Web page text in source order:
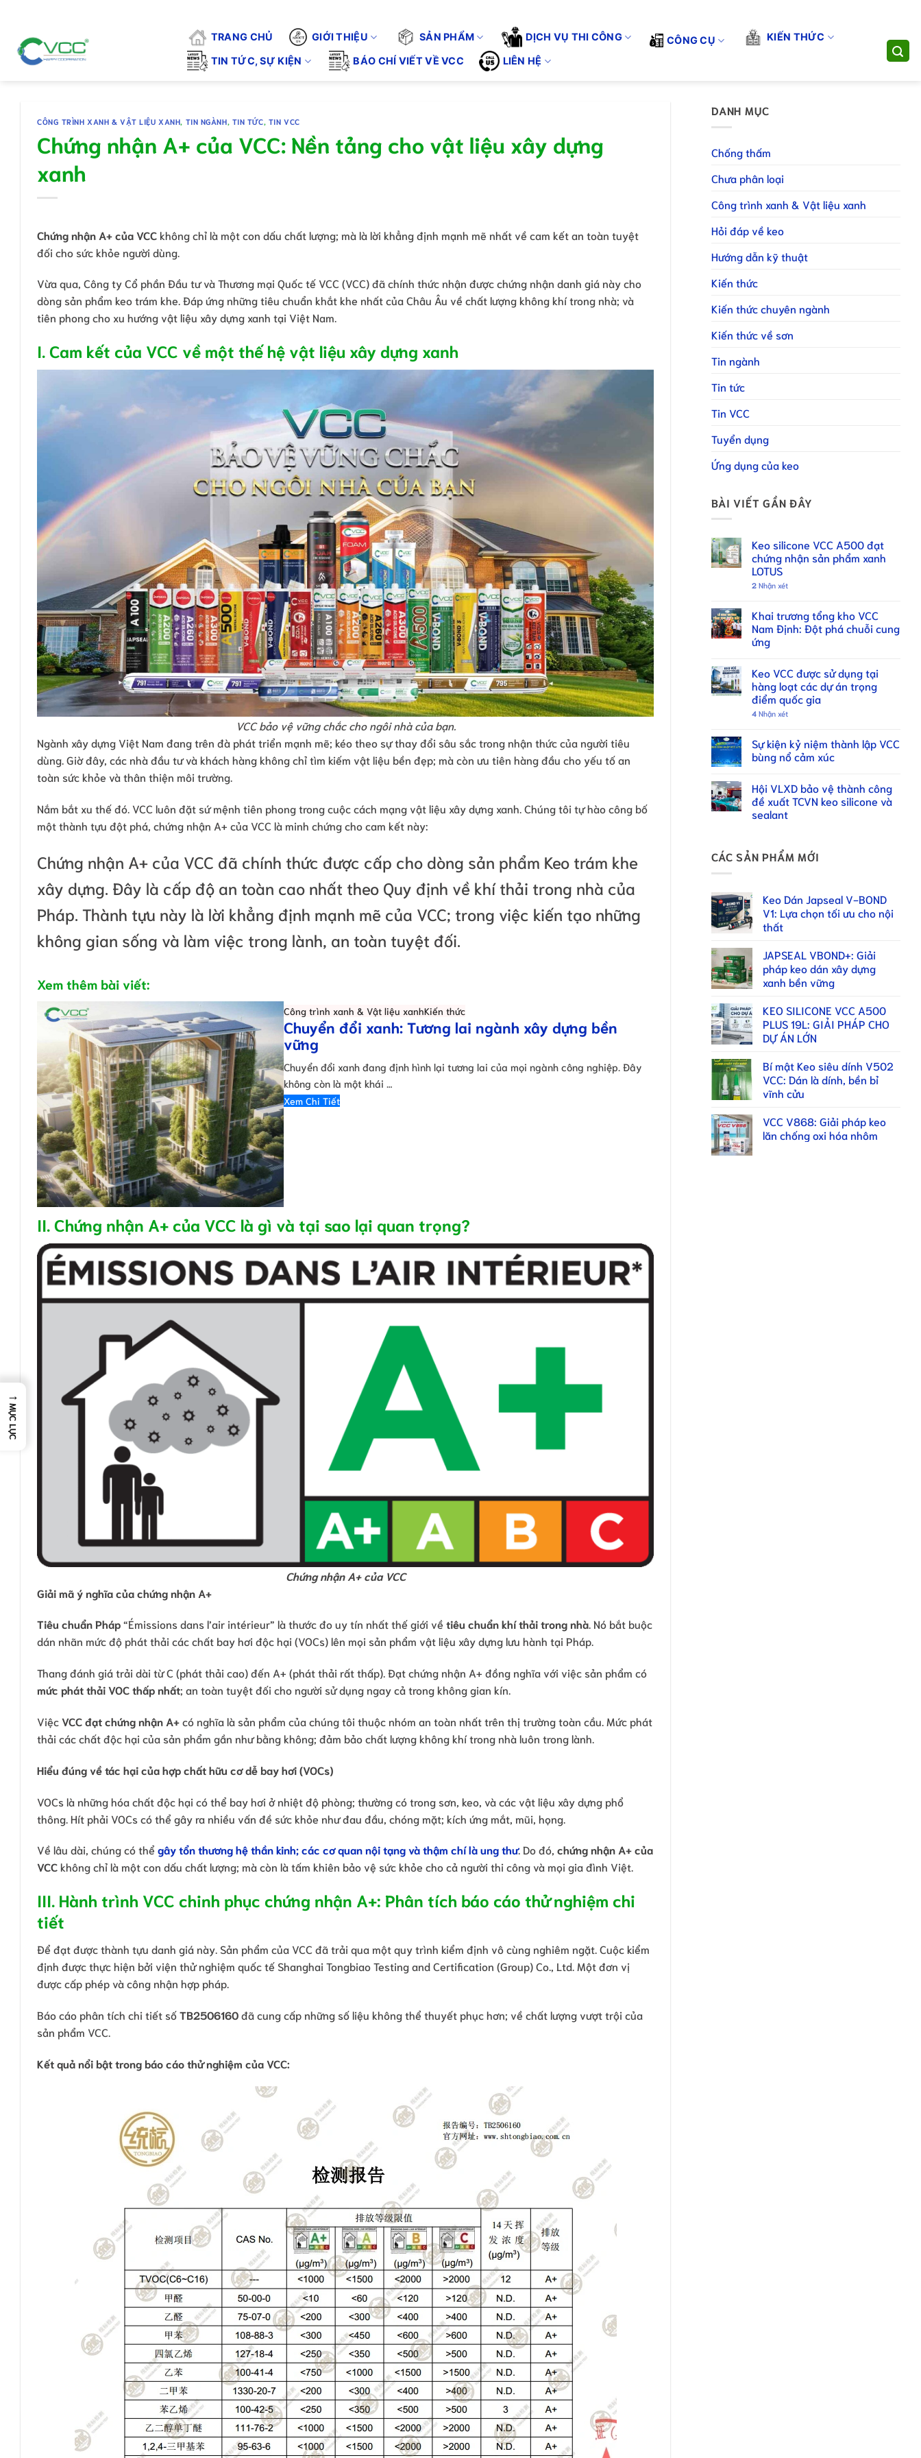
dung
TRANG CHỦ GIỚI THIỆU SẢN PHẨM DỊCH VỤ THI CÔNG CÔNG CỤ KIẾN THỨC
TIN TỨC, SỰ KIỆN BÁO CHÍ VIẾT VỀ VCC LIÊN HỆ
CÔNG TRÌNH XANH & VẬT LIỆU XANH, TIN NGÀNH, TIN TỨC, TIN VCC
Chứng nhận A+ của VCC: Nền tảng cho vật liệu xây dựng
xanh
Chứng nhận A+ của VCCkhông chỉ là một con dấu chất lượng; mà là lời khẳng định mạnh mẽ nhất về cam kết an toàn tuyệt
đối cho sức khỏe người dùng.
Vừa qua, Công ty Cổ phần Đầu tư và Thương mại Quốc tế VCC (VCC) đã chính thức nhận được chứng nhận danh giá này cho
dòng sản phẩm keo trám khe. Đáp ứng những tiêu chuẩn khắt khe nhất của Châu Âu về chất lượng không khí trong nhà; và
tiên phong cho xu hướng vật liệu xây dựng xanh tại Việt Nam.
I. Cam kết của VCC về một thế hệ vật liệu xây dựng xanh
VCC bảo vệ vững chắc cho ngôi nhà của bạn.
Ngành xây dựng Việt Nam đang trên đà phát triển mạnh mẽ; kéo theo sự thay đổi sâu sắc trong nhận thức của người tiêu
dùng. Giờ đây, các nhà đầu tư và khách hàng không chỉ tìm kiếm vật liệu bền đẹp; mà còn ưu tiên hàng đầu cho yếu tố an
toàn sức khỏe và thân thiện môi trường.
Nắm bắt xu thế đó. VCC luôn đặt sứ mệnh tiên phong trong cuộc cách mạng vật liệu xây dựng xanh. Chúng tôi tự hào công bố
một thành tựu đột phá, chứng nhận A+ của VCC là minh chứng cho cam kết này:
Chứng nhận A+ của VCC đã chính thức được cấp cho dòng sản phẩm Keo trám khe
xây dựng. Đây là cấp độ an toàn cao nhất theo Quy định về khí thải trong nhà của
Pháp. Thành tựu này là lời khẳng định mạnh mẽ của VCC; trong việc kiến tạo những
không gian sống và làm việc trong lành, an toàn tuyệt đối.
Xem thêm bài viết:
Công trình xanh & Vật liệu xanhKiến thức
Chuyển đổi xanh: Tương lai ngành xây dựng bền
vững
Chuyển đổi xanh đang định hình lại tương lai của mọi ngành công nghiệp. Đây
không còn là một khái …
Xem Chi Tiết
II. Chứng nhận A+ của VCC là gì và tại sao lại quan trọng?
Chứng nhận A+ của VCC
Giải mã ý nghĩa của chứng nhận A+
Tiêu chuẩn Pháp“Émissions dans l’air intérieur” là thước đo uy tín nhất thế giới về tiêu chuẩn khí thải trong nhà. Nó bắt buộc
dán nhãn mức độ phát thải các chất bay hơi độc hại (VOCs) lên mọi sản phẩm vật liệu xây dựng lưu hành tại Pháp.
Thang đánh giá trải dài từ C (phát thải cao) đến A+ (phát thải rất thấp). Đạt chứng nhận A+ đồng nghĩa với việc sản phẩm có
mức phát thải VOC thấp nhất; an toàn tuyệt đối cho người sử dụng ngay cả trong không gian kín.
ViệcVCC đạt chứng nhận A+có nghĩa là sản phẩm của chúng tôi thuộc nhóm an toàn nhất trên thị trường toàn cầu. Mức phát
thải các chất độc hại của sản phẩm gần như bằng không; đảm bảo chất lượng không khí trong nhà luôn trong lành.
Hiểu đúng về tác hại của hợp chất hữu cơ dễ bay hơi (VOCs)
VOCs là những hóa chất độc hại có thể bay hơi ở nhiệt độ phòng; thường có trong sơn, keo, và các vật liệu xây dựng phổ
thông. Hít phải VOCs có thể gây ra nhiều vấn đề sức khỏe như đau đầu, chóng mặt; kích ứng mắt, mũi, họng.
Về lâu dài, chúng có thể gây tổn thương hệ thần kinh; các cơ quan nội tạng và thậm chí là ung thư. Do đó, chứng nhận A+ của
VCCkhông chỉ là một con dấu chất lượng; mà còn là tấm khiên bảo vệ sức khỏe cho cả người thi công và mọi gia đình Việt.
III. Hành trình VCC chinh phục chứng nhận A+: Phân tích báo cáo thử nghiệm chi
tiết
Để đạt được thành tựu danh giá này. Sản phẩm của VCC đã trải qua một quy trình kiểm định vô cùng nghiêm ngặt. Cuộc kiểm
định được thực hiện bởi viện thử nghiệm quốc tế Shanghai Tongbiao Testing and Certification (Group) Co., Ltd. Một đơn vị
được cấp phép và công nhận hợp pháp.
Báo cáo phân tích chi tiết sốTB2506160đã cung cấp những số liệu không thể thuyết phục hơn; về chất lượng vượt trội của
sản phẩm VCC.
Kết quả nổi bật trong báo cáo thử nghiệm của VCC:
DANH MỤC
Chống thấm
Chưa phân loại
Công trình xanh & Vật liệu xanh
Hỏi đáp về keo
Hướng dẫn kỹ thuật
Kiến thức
Kiến thức chuyên ngành
Kiến thức về sơn
Tin ngành
Tin tức
Tin VCC
Tuyển dụng
Ứng dụng của keo
BÀI VIẾT GẦN ĐÂY
Keo silicone VCC A500 đạt
chứng nhận sản phẩm xanh
LOTUS
2 Nhận xét
Khai trương tổng kho VCC
Nam Định: Đột phá chuỗi cung
ứng
Keo VCC được sử dụng tại
hàng loạt các dự án trọng
điểm quốc gia
4 Nhận xét
Sự kiện kỷ niệm thành lập VCC
bùng nổ cảm xúc
Hội VLXD bảo vệ thành công
đề xuất TCVN keo silicone và
sealant
CÁC SẢN PHẨM MỚI
Keo Dán Japseal V-BOND
V1: Lựa chọn tối ưu cho nội
thất
JAPSEAL VBOND+: Giải
pháp keo dán xây dựng
xanh bền vững
KEO SILICONE VCC A500
PLUS 19L: GIẢI PHÁP CHO
DỰ ÁN LỚN
Bí mật Keo siêu dính V502
VCC: Dán là dính, bền bỉ
vĩnh cửu
VCC V868: Giải pháp keo
lăn chống oxi hóa nhôm
→
MỤC LỤC